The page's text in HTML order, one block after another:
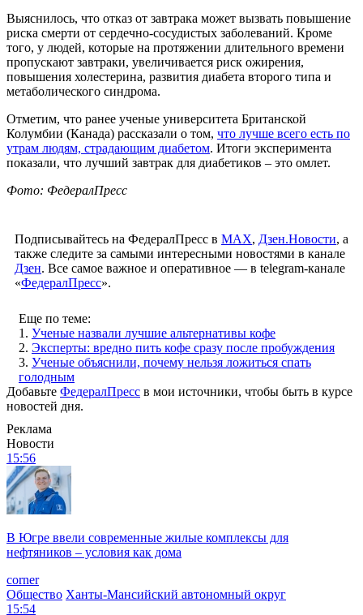
Выяснилось, что отказ от завтрака может вызвать повышение
риска смерти от сердечно-сосудистых заболеваний. Кроме
того, у людей, которые на протяжении длительного времени
пропускают завтраки, увеличивается риск ожирения,
повышения холестерина, развития диабета второго типа и
метаболического синдрома.
Отметим, что ранее ученые университета Британской
Колумбии (Канада) рассказали о том, что лучше всего есть по
утрам людям, страдающим диабетом. Итоги эксперимента
показали, что лучший завтрак для диабетиков – это омлет.
Фото: ФедералПресс
Подписывайтесь на ФедералПресс в МАХ, Дзен.Новости, а
также следите за самыми интересными новостями в канале
Дзен. Все самое важное и оперативное — в telegram-канале
«ФедералПресс».
Еще по теме:
1. Ученые назвали лучшие альтернативы кофе
2. Эксперты: вредно пить кофе сразу после пробуждения
3. Ученые объяснили, почему нельзя ложиться спать
голодным
Добавьте ФедералПресс в мои источники, чтобы быть в курсе
новостей дня.
Реклама
Новости
15:56
В Югре ввели современные жилые комплексы для
нефтяников – условия как дома
corner
Общество Ханты-Мансийский автономный округ
15:54